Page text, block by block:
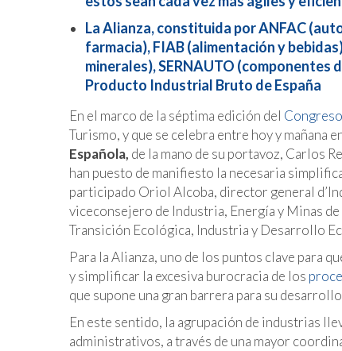
La Alianza, constituida por ANFAC
farmacia), FIAB (alimentación y
minerales), SERNAUTO (componentes
Producto Industrial Bruto de España
En el marco de la séptima edición del
Turismo, y que se celebra entre hoy y mañana
Española, de la mano de su portavoz, Carlos
han puesto de manifiesto la necesaria
participado Oriol Alcoba, director general
viceconsejero de Industria, Energía y Minas de
Transición Ecológica, Industria y Desarrollo
Para la Alianza, uno de los puntos clave para
y simplificar la excesiva burocracia de los
que supone una gran barrera para su
En este sentido, la agrupación de industrias
administrativos, a través de una mayor